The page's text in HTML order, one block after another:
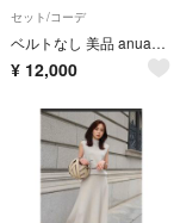
セット/コーデ
ベルトなし 美品 anuans スリットスリーブジャンプスーツ ブラック S
¥ 12,000